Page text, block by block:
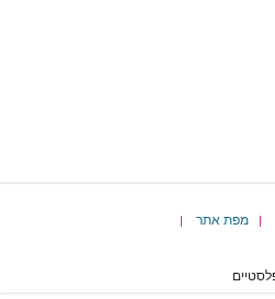
| מפת אתר |